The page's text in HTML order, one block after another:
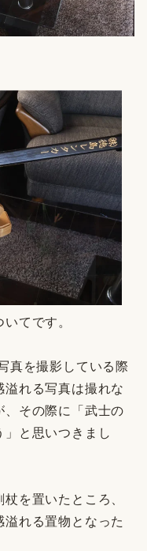
てです。
真を撮影している際
れる写真は撮れな
、その際に「武士の
」と思いつきまし
を置いたところ、
れる置物となった